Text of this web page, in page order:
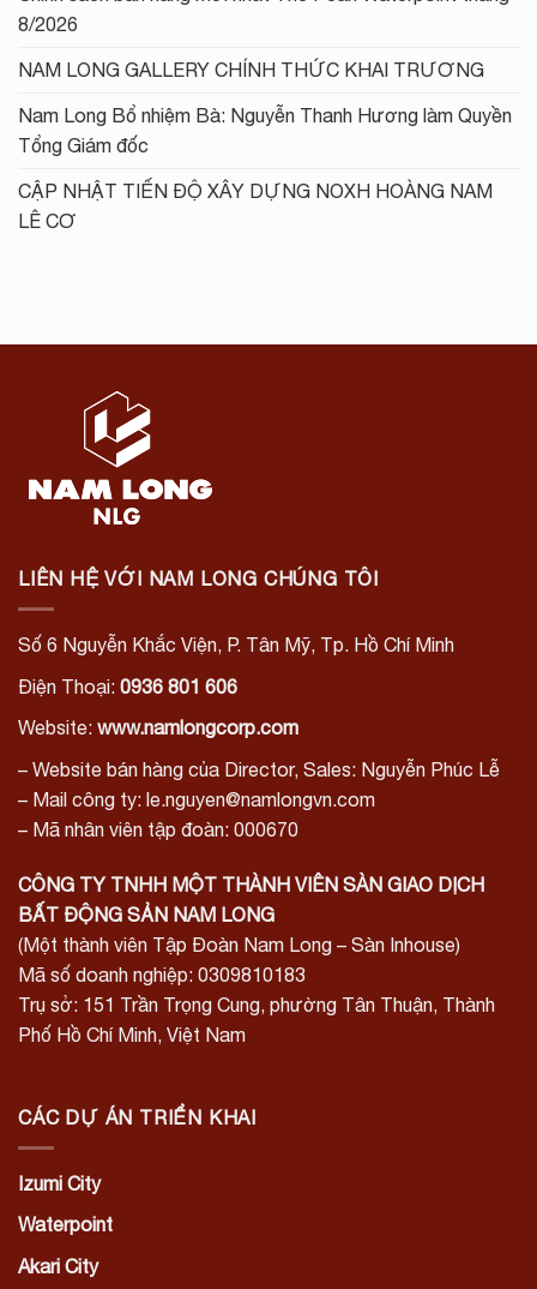
8/2026
NAM LONG GALLERY CHÍNH THỨC KHAI TRƯƠNG
Nam Long Bổ nhiệm Bà: Nguyễn Thanh Hương làm Quyền
Tổng Giám đốc
CẬP NHẬT TIẾN ĐỘ XÂY DỰNG NOXH HOÀNG NAM
LÊ CƠ
LIÊN HỆ VỚI NAM LONG CHÚNG TÔI
Số 6 Nguyễn Khắc Viện, P. Tân Mỹ, Tp. Hồ Chí Minh
Điện Thoại: 0936 801 606
Website: www.namlongcorp.com
– Website bán hàng của Director, Sales: Nguyễn Phúc Lễ
– Mail công ty: le.nguyen@namlongvn.com
– Mã nhân viên tập đoàn: 000670
CÔNG TY TNHH MỘT THÀNH VIÊN SÀN GIAO DỊCH
BẤT ĐỘNG SẢN NAM LONG
(Một thành viên Tập Đoàn Nam Long – Sàn Inhouse)
Mã số doanh nghiệp: 0309810183
Trụ sở: 151 Trần Trọng Cung, phường Tân Thuận, Thành
Phố Hồ Chí Minh, Việt Nam
CÁC DỰ ÁN TRIỂN KHAI
Izumi City
Waterpoint
Akari City